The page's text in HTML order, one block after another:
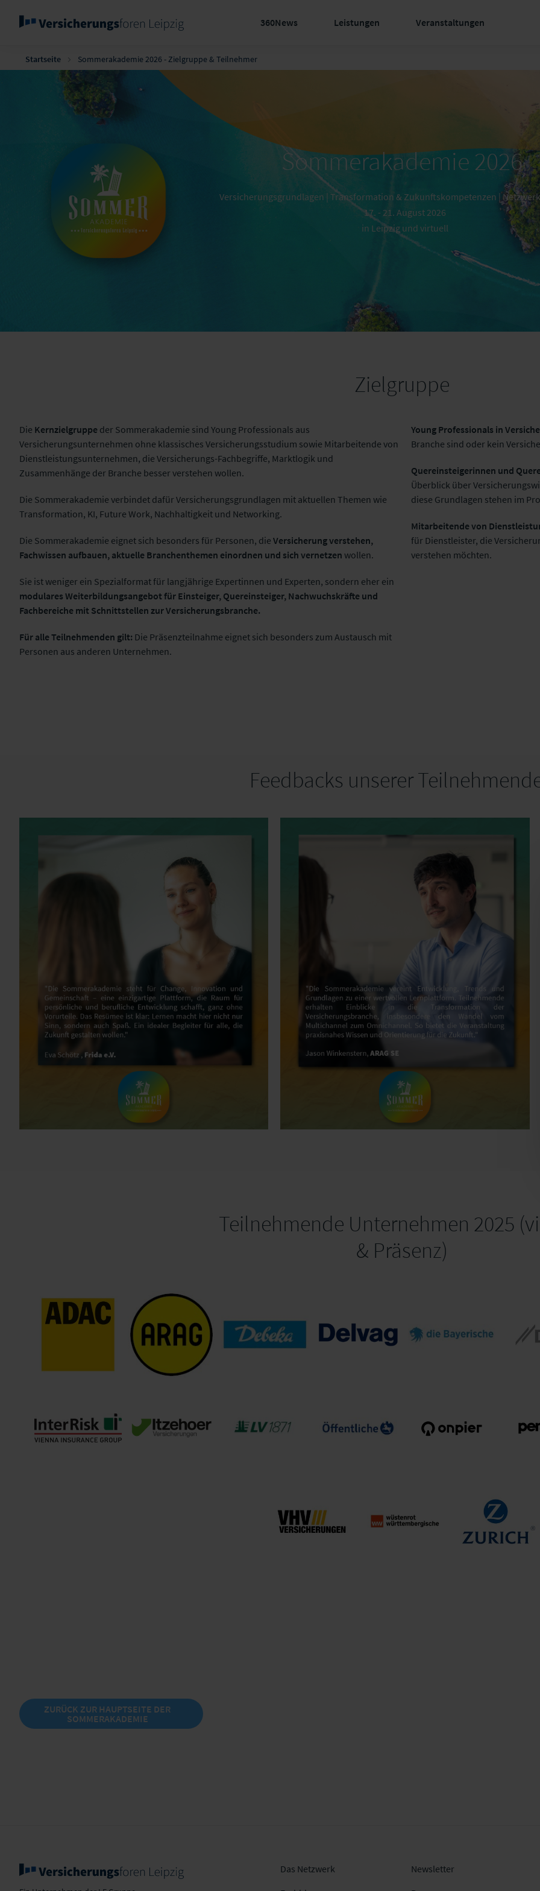
360News Leistungen Veranstaltungen
Startseite Sommerakademie 2026 - Zielgruppe & Teilnehmer
Sommerakademie 2026
Versicherungsgrundlagen | Transformation & Zukunftskompetenzen |
17. - 21. August 2026
in Leipzig und virtuell
Zielgruppe
Die Kernzielgruppe der Sommerakademie sind Young Professionals aus
Versicherungsunternehmen ohne klassisches Versicherungsstudium sowie Mitarbeitende von
Dienstleistungsunternehmen, die Versicherungs-Fachbegriffe, Marktlogik und
Zusammenhänge der Branche besser verstehen wollen.
Die Sommerakademie verbindet dafür Versicherungsgrundlagen mit aktuellen Themen wie
Transformation, KI, Future Work, Nachhaltigkeit und Networking.
Die Sommerakademie eignet sich besonders für Personen, die Versicherung verstehen,
Fachwissen aufbauen, aktuelle Branchenthemen einordnen und sich vernetzen wollen.
Sie ist weniger ein Spezialformat für langjährige Expertinnen und Experten, sondern eher ein
modulares Weiterbildungsangebot für Einsteiger, Quereinsteiger, Nachwuchskräfte und
Fachbereiche mit Schnittstellen zur Versicherungsbranche.
Für alle Teilnehmenden gilt: Die Präsenzteilnahme eignet sich besonders zum Austausch mit
Personen aus anderen Unternehmen.
Young Professionals in
Branche sind oder kein
Quereinsteigerinnen und
Überblick über
diese Grundlagen stehen im
Mitarbeitende von
für Dienstleister, die
verstehen möchten.
Feedbacks unserer
Teilnehmende Unternehmen 2025
& Präsenz)
ADAC ARAG Debeka Versicherungs-AG
Versicherer
die Bayerische
Versicherung
Braunschweig
ZURÜCK ZUR HAUPTSEITE DER
SOMMERAKADEMIE
Das Netzwerk
Newsletter